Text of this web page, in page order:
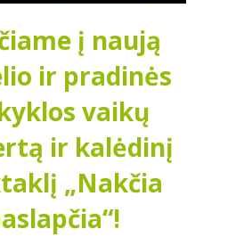
į naują
ir pradinės
vaikų
ir kalėdinį
„Nakčia